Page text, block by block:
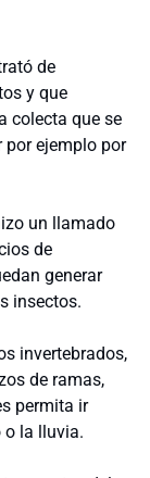
de
y que
colecta que se
por ejemplo por
un llamado
de
generar
insectos.
invertebrados,
de ramas,
permita ir
o la lluvia.